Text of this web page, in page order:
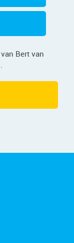
Bert van